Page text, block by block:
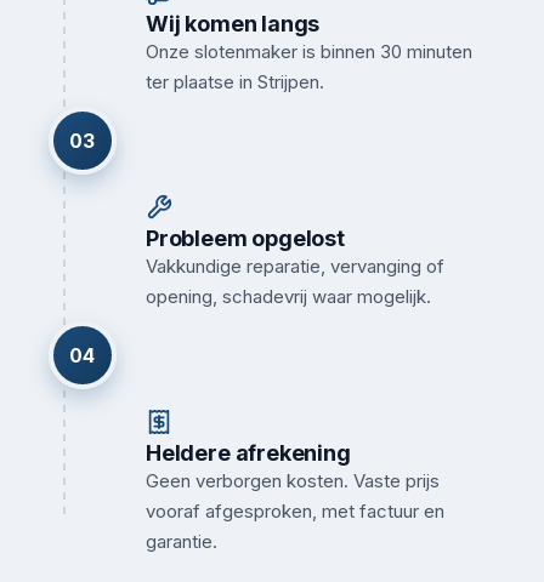
Wij komen langs
Onze slotenmaker is binnen 30 minuten
ter plaatse in Strijpen.
03
Probleem opgelost
Vakkundige reparatie, vervanging of
opening, schadevrij waar mogelijk.
04
Heldere afrekening
Geen verborgen kosten. Vaste prijs
vooraf afgesproken, met factuur en
garantie.